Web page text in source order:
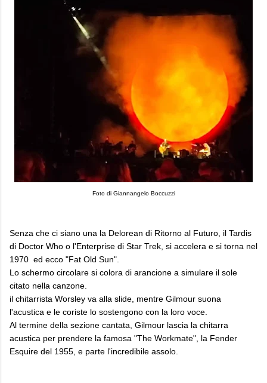
Foto di Giannangelo Boccuzzi
Senza che ci siano una la Delorean di Ritorno al Futuro, il Tardis
di Doctor Who o l'Enterprise di Star Trek, si accelera e si torna nel
1970 ed ecco "Fat Old Sun".
Lo schermo circolare si colora di arancione a simulare il sole
citato nella canzone.
il chitarrista Worsley va alla slide, mentre Gilmour suona
l'acustica e le coriste lo sostengono con la loro voce.
Al termine della sezione cantata, Gilmour lascia la chitarra
acustica per prendere la famosa "The Workmate", la Fender
Esquire del 1955, e parte l'incredibile assolo.